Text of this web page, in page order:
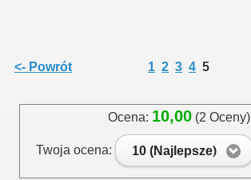
<- Powrót 1 2 3 4 5
Ocena: 10,00 (2 Oceny)
Twoja ocena: 10 (Najlepsze)